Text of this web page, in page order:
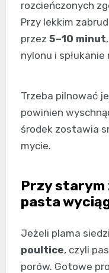
rozcieńczonych
Przy lekkim
przez 5–10 minut
nylonu i
Trzeba pilnować
powinien
środek zostawia
mycie.
Przy starym
pasta
Jeżeli plama
poultice, czyli
porów. Gotowe